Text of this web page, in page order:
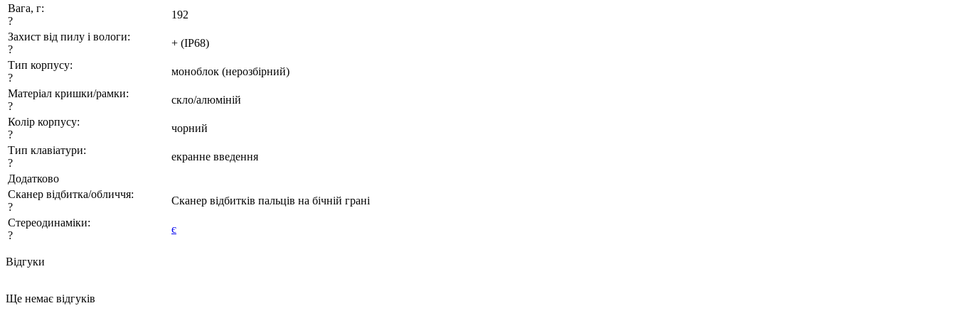
Вага, г:
?
192
Захист від пилу і вологи:
?
+ (IP68)
Тип корпусу:
?
моноблок (нерозбірний)
Матеріал кришки/рамки:
?
скло/алюміній
Колір корпусу:
?
чорний
Тип клавіатури:
?
екранне введення
Додатково
Сканер відбитка/обличчя:
?
Сканер відбитків пальців на бічній грані
Стереодинаміки:
?
є
Відгуки
Ще немає відгуків